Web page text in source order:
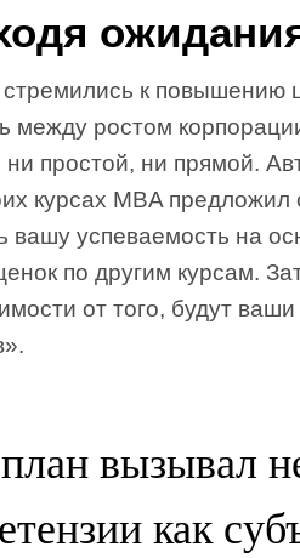
к повышению
между ростом
ни простой, ни прямой.
курсах MBA предложил
вашу успеваемость на
по другим курсам.
от того, будут
вызывал
как